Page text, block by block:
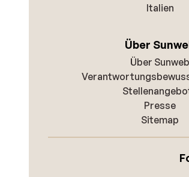
Italien
Über
Über Sunweb
Presse
Sitemap